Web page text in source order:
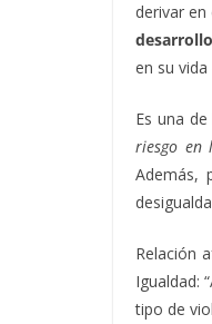
derivar
en su
Es una
riesgo en
Además,
Relación
Igualdad:
tipo de